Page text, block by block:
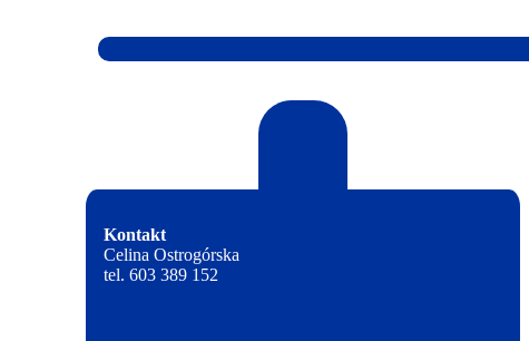
Kontakt
Celina Ostrogórska
tel. 603 389 152